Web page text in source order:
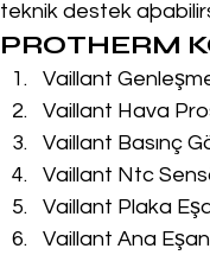
teknik destek
PROTHERM
Vaillant
Vaillant Hava
Vaillant Basınç
Vaillant Ntc
Vaillant Plaka
Vaillant Ana